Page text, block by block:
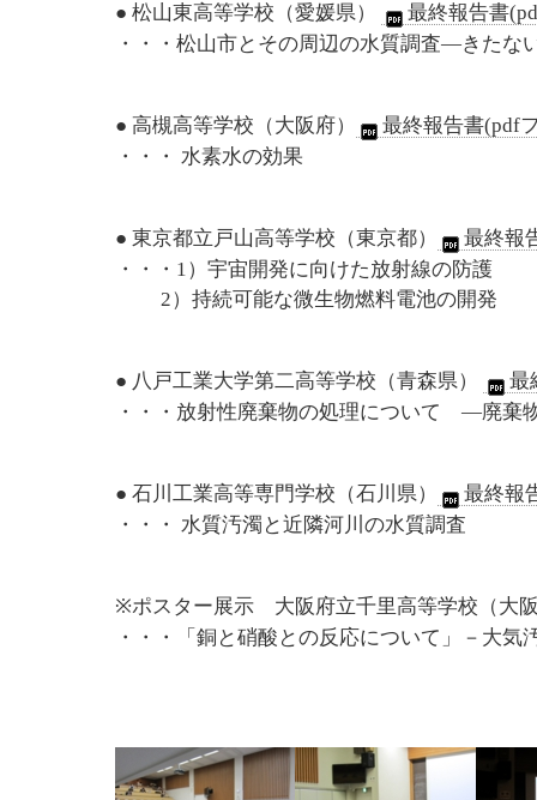
● 松山東高等学校（愛媛県）
最終報告書
・・・松山市とその周辺の水質調査―きた
● 高槻高等学校（大阪府）
最終報告書(pdf
・・・ 水素水の効果
● 東京都立戸山高等学校（東京都）
最終報
・・・1）宇宙開発に向けた放射線の防護
2）持続可能な微生物燃料電池の開発
● 八戸工業大学第二高等学校（青森県）
最
・・・放射性廃棄物の処理について ―廃棄
● 石川工業高等専門学校（石川県）
最終報
・・・ 水質汚濁と近隣河川の水質調査
※ポスター展示 大阪府立千里高等学校（大
・・・「銅と硝酸との反応について」－大